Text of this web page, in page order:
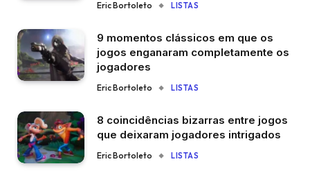
Eric Bortoleto LISTAS
9 momentos clássicos em que os
jogos enganaram completamente os
jogadores
Eric Bortoleto LISTAS
8 coincidências bizarras entre jogos
que deixaram jogadores intrigados
Eric Bortoleto LISTAS